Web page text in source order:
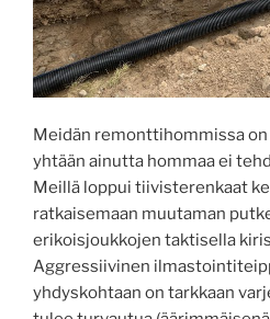
Meidän remonttihommissa
yhtään ainutta hommaa ei
Meillä loppui tiivisterenkaat
ratkaisemaan muutaman
erikoisjoukkojen taktisella
Aggressiivinen
yhdyskohtaan on tarkkaan